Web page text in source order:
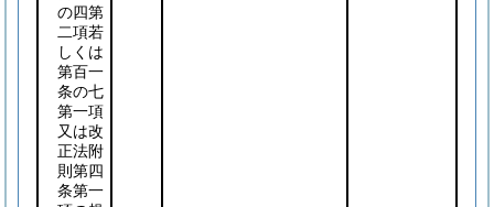
の四第
二項若
しくは
第百一
条の七
第一項
又は改
正法附
則第四
条第一